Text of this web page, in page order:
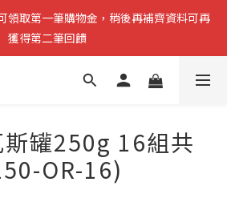
冊可獲100元購物金，完成資料再送100
元購物金
領取第一筆購物金，稍後再補齊資料可再
獲得第二筆回饋
，完成訂單推薦人可獲得200元購物金
冊可獲100元購物金，完成資料再送100
元購物金
斯罐250g 16組共
OR-16)